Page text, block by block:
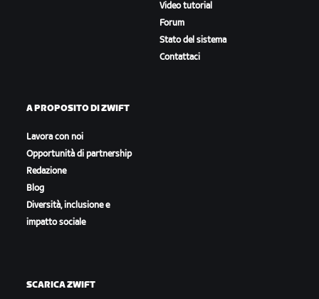
Video tutorial
Forum
Stato del sistema
Contattaci
A PROPOSITO DI ZWIFT
Lavora con noi
Opportunità di partnership
Redazione
Blog
Diversità, inclusione e
impatto sociale
SCARICA ZWIFT